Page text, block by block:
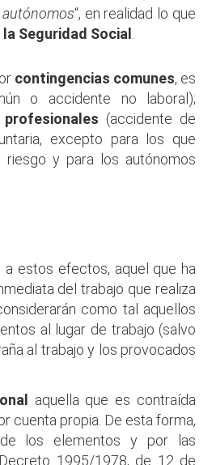
“, en realidad lo que
Seguridad Social
contingencias comunes, es
o accidente no laboral);
(accidente de
excepto para los que
riesgo y para los autónomos
, a estos efectos, aquel que ha
del trabajo que realiza
como tal aquellos
al lugar de trabajo (salvo
al trabajo y los provocados
aquella que es contraída
cuenta propia. De esta forma,
los elementos y por las
1995/1978, de 12 de